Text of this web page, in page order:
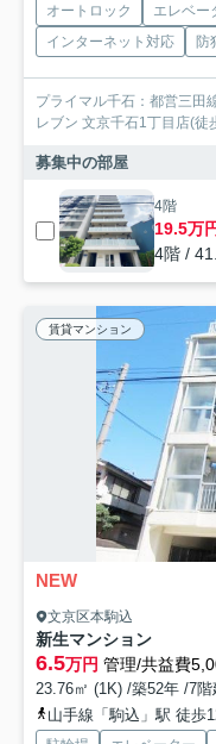
オートロック エレベー
インターネット対応
防
プライマル千石：都営三田
レブン 文京千石1丁目店(
募集中の部屋
4階
19.5万
4階 /
賃貸マンション
NEW
文京区本駒込
新生マンション
6.5万円 管理/共益費
23.76㎡ (1K) /築52年 /7階
山手線「駒込」駅 徒歩